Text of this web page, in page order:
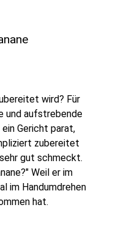
wird? Für
und aufstrebende
Gericht parat,
zubereitet
gut schmeckt.
Weil er im
im Handumdrehen
hat.